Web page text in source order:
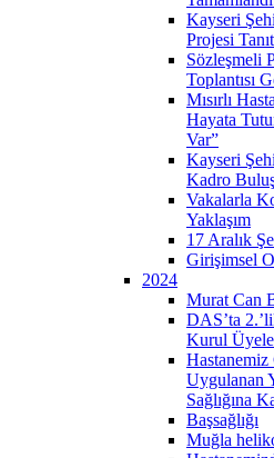
Kayseri
Projesi
Sözleşmeli
Toplantısı
Mısırlı
Hayata
Var”
Kayseri
Kadro
Vakalarla
Yaklaşım
17 Aralık
Girişimsel
2024
Murat Can
DAS’ta
Kurul
Uygulanan
Sağlığına
Başsağlığı
Muğla